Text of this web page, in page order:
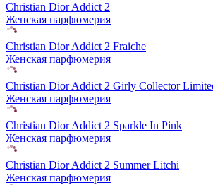
Christian Dior Addict 2
Женская парфюмерия
Christian Dior Addict 2 Fraiche
Женская парфюмерия
Christian Dior Addict 2 Girly Collector
Женская парфюмерия
Christian Dior Addict 2 Sparkle In Pink
Женская парфюмерия
Christian Dior Addict 2 Summer Litchi
Женская парфюмерия